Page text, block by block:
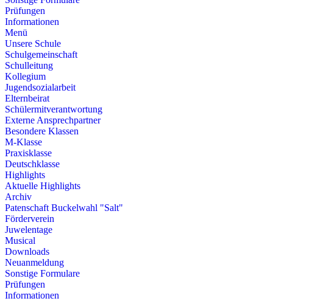
Prüfungen
Informationen
Menü
Unsere Schule
Schulgemeinschaft
Schulleitung
Kollegium
Jugendsozialarbeit
Elternbeirat
Schülermitverantwortung
Externe Ansprechpartner
Besondere Klassen
M-Klasse
Praxisklasse
Deutschklasse
Highlights
Aktuelle Highlights
Archiv
Patenschaft Buckelwahl "Salt"
Förderverein
Juwelentage
Musical
Downloads
Neuanmeldung
Sonstige Formulare
Prüfungen
Informationen